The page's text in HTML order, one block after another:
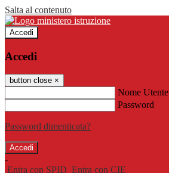
Salta al contenuto
Accedi
Accedi
button close ×
Nome Utente
Password
Password dimenticata?
-
Entra con SPID Entra con CIE